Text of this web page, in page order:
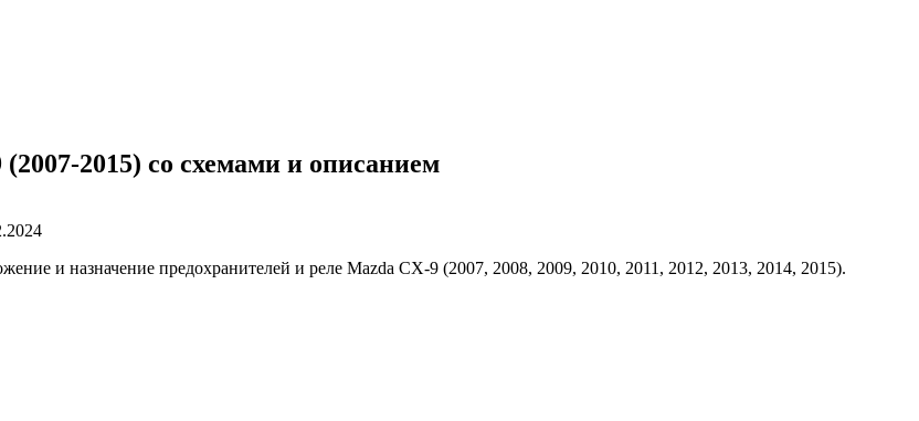
2015) со схемами и описанием
и назначение предохранителей и реле Mazda CX-9 (2007, 2008, 2009, 2010, 2011, 2012, 2013, 2014, 2015).